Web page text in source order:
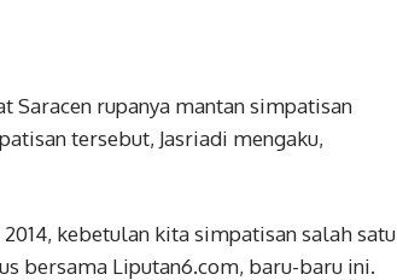
Saracen rupanya mantan simpatisan
tersebut, Jasriadi mengaku,
kebetulan kita simpatisan salah satu
bersama Liputan6.com, baru-baru ini.